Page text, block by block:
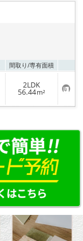
間取り/専有面積
2LDK
56.44m² お
気
に